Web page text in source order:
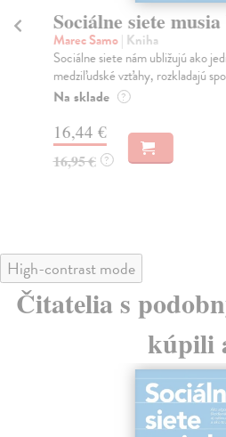
Sociálne siete
Marec Samo| Kniha
Sociálne siete nám ubližujú ako
medziľudské vzťahy, rozkladajú
Na sklade ?
16,44 €
16,95 € ?
High-contrast mode
Čitatelia s
kúpili